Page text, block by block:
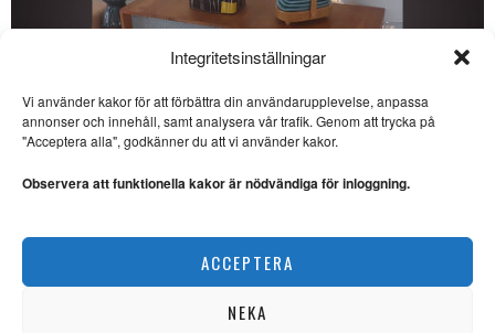
Integritetsinställningar
Vi använder kakor för att förbättra din användarupplevelse, anpassa
annonser och innehåll, samt analysera vår trafik. Genom att trycka på
"Acceptera alla", godkänner du att vi använder kakor.
Observera att funktionella kakor är nödvändiga för inloggning.
ACCEPTERA
NEKA
Veckans DDR: Kulinarisk kultur i socialismens namn
Noterat: Leve de
studenterna!
nyhetssändningen efter
Sara Recabarren berättar
starkt om
kvinnoförtryckets Iran